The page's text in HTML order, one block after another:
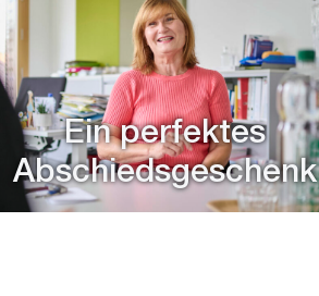
Ein perfektes
Abschiedsgeschenk